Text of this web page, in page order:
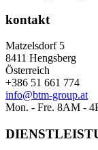
kontakt
Matzelsdorf 5
8411 Hengsberg
Österreich
+386 51 661 774
info@btm-group.at
Mon. - Fre. 8AM -